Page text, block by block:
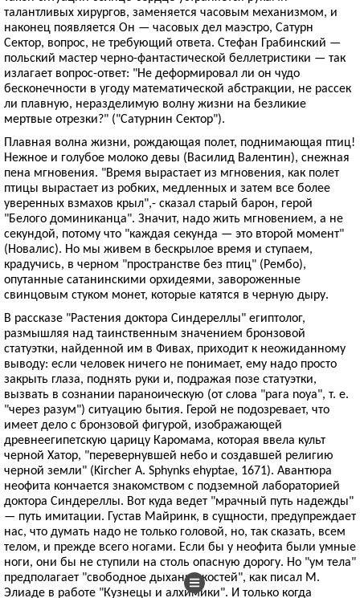
талантливых хирургов, заменяется часовым механизмом, и
наконец появляется Он — часовых дел маэстро, Сатурн
Сектор, вопрос, не требующий ответа. Стефан Грабинский —
польский мастер черно-фантастической беллетристики — так
излагает вопрос-ответ: "Не деформировал ли он чудо
бесконечности в угоду математической абстракции, не рассек
ли плавную, неразделимую волну жизни на безликие
мертвые отрезки?" ("Сатурнин Сектор").
Плавная волна жизни, рождающая полет, поднимающая птиц!
Нежное и голубое молоко девы (Василид Валентин), снежная
пена мгновения. "Время вырастает из мгновения, как полет
птицы вырастает из робких, медленных и затем все более
уверенных взмахов крыл",- сказал старый барон, герой
"Белого доминиканца". Значит, надо жить мгновением, а не
секундой, потому что "каждая секунда — это второй момент"
(Новалис). Но мы живем в бескрылое время и ступаем,
крадучись, в черном "пространстве без птиц" (Рембо),
опутанные сатанинскими орхидеями, завороженные
свинцовым стуком монет, которые катятся в черную дыру.
В рассказе "Растения доктора Синдереллы" египтолог,
размышляя над таинственным значением бронзовой
статуэтки, найденной им в Фивах, приходит к неожиданному
выводу: если человек ничего не понимает, ему надо просто
закрыть глаза, поднять руки и, подражая позе статуэтки,
вызвать в сознании параноическую (от слова "para noya", т. е.
"через разум") ситуацию бытия. Герой не подозревает, что
имеет дело с бронзовой фигурой, изображающей
древнеегипетскую царицу Каромама, которая ввела культ
черной Хатор, "перевернувшей небо и создавшей религию
черной земли" (Kircher A. Sphynks ehyptae, 1671). Авантюра
неофита кончается знакомством с подземной лабораторией
доктора Синдереллы. Вот куда ведет "мрачный путь надежды"
— путь имитации. Густав Майринк, в сущности, предупреждает
нас, что думать надо не только головой, но, так сказать, всем
телом, и прежде всего ногами. Если бы у неофита были умные
ноги, они бы не ступили на столь опасную дорогу. Но "ум тела"
предполагает "свободное дыхание костей", как писал М.
Элиаде в работе "Кузнецы и алхимики". И только когда